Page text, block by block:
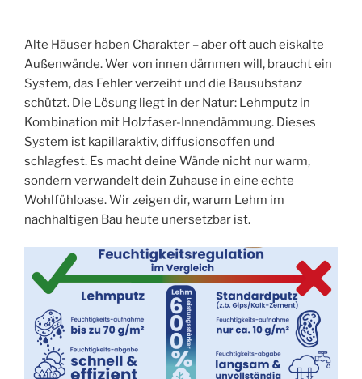
Alte Häuser haben Charakter – aber oft auch eiskalte
Außenwände. Wer von innen dämmen will, braucht ein
System, das Fehler verzeiht und die Bausubstanz
schützt. Die Lösung liegt in der Natur: Lehmputz in
Kombination mit Holzfaser-Innendämmung. Dieses
System ist kapillaraktiv, diffusionsoffen und
schlagfest. Es macht deine Wände nicht nur warm,
sondern verwandelt dein Zuhause in eine echte
Wohlfühloase. Wir zeigen dir, warum Lehm im
nachhaltigen Bau heute unersetzbar ist.